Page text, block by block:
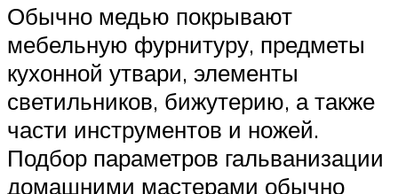
Обычно медью покрывают
мебельную фурнитуру, предметы
кухонной утвари, элементы
светильников, бижутерию, а также
части инструментов и ножей.
Подбор параметров гальванизации
домашними мастерами обычно